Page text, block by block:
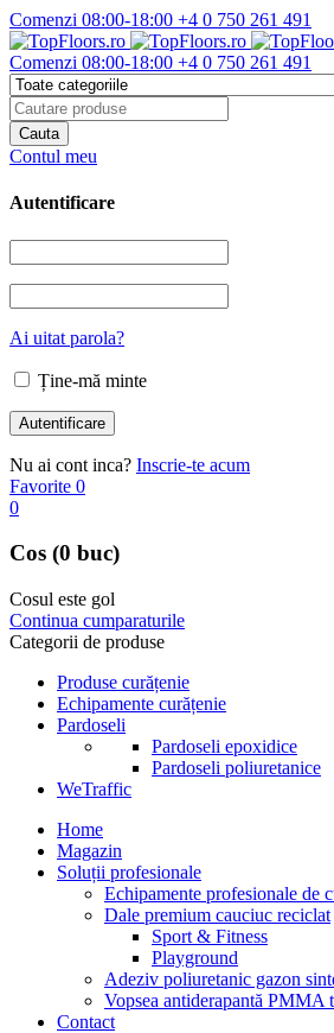
Comenzi 08:00-18:00 +4 0 750 261 491
Comenzi 08:00-18:00 +4 0 750 261 491
Contul meu
Autentificare
Ai uitat parola?
Ține-mă minte
Nu ai cont inca? Inscrie-te acum
Favorite 0
0
Cos (0 buc)
Cosul este gol
Continua cumparaturile
Categorii de produse
Produse curățenie
Echipamente curățenie
Pardoseli
Pardoseli epoxidice
Pardoseli poliuretanice
WeTraffic
Home
Magazin
Soluții profesionale
Echipamente profesionale de
Dale premium cauciuc reciclat
Sport & Fitness
Playground
Adeziv poliuretanic gazon
Vopsea antiderapantă PMMA
Contact